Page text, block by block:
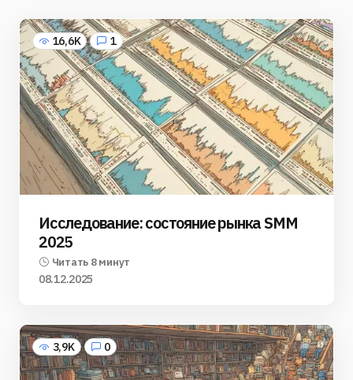
16,6K 1
Исследование: состояние рынка SMM
2025
Читать 8 минут
08.12.2025
3,9K 0